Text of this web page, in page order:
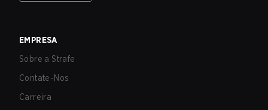
EMPRESA
Sobre a Strafe
Contate-Nos
Carreira